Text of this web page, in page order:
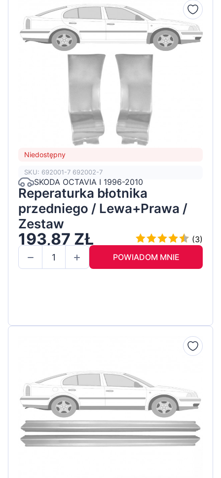
Niedostępny
SKU: 692001-7 692002-7
SKODA OCTAVIA I 1996-2010
Reperaturka błotnika
przedniego / Lewa+Prawa /
Zestaw
193,87 ZŁ
(3)
POWIADOM MNIE